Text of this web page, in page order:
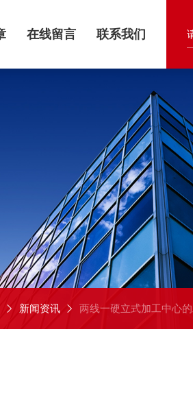
在线留言 联系我们
新闻资讯 两线一硬立式加工中心